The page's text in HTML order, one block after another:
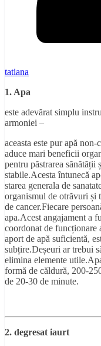
tatiana
1. Apa
este adevărat simplu
armoniei –
aceasta este pur apă
aduce mari beneficii
pentru păstrarea sănătății
stabile.Acesta întunecă
starea generala de
organismul de otrăvuri și
de cancer.Fiecare
apa.Acest angajament a
coordonat de funcționare
aport de apă suficientă,
subțire.Deșeuri ar trebui
elimina elemente
formă de căldură, 200-
de 20-30 de minute.
2. degresat iaurt